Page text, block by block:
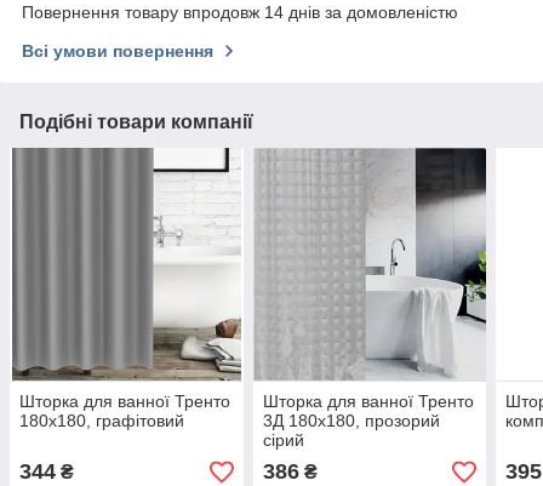
Повернення товару впродовж 14 днів за домовленістю
Всі умови повернення
Подібні товари компанії
Шторка для ванної Тренто
180х180, графітовий
344 ₴
Шторка для ванної Тренто
3Д 180х180, прозорий
сірий
386₴ 395